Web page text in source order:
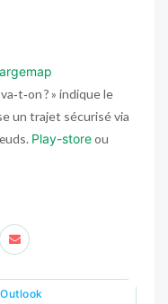
? » indique le
un trajet sécurisé via
Play-storeou